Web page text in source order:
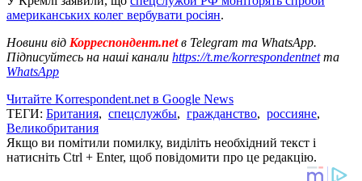
американських колег вербувати росіян.
Новини від Корреспондент.netв Telegram та WhatsApp.
Підписуйтесь на наші канали https://t.me/korrespondentnetта
WhatsApp
Читайте Korrespondent.net в Google News
ТЕГИ: Британия, спецслужбы, гражданство, россияне,
Великобритания
Якщо ви помітили помилку, виділіть необхідний текст і
натисніть Ctrl + Enter, щоб повідомити про це редакцію.